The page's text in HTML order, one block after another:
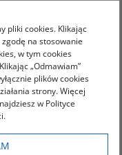
także:
Historia literatury
Literatura afrikaans
usamodzielnienia
1900-1930)
pliki cookies. Klikając
na stosowanie
w tym cookies
„Odmawiam”
plików cookies
strony. Więcej
w Polityce